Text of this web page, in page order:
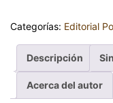
Categorías: Editorial
Descripción
Acerca del autor